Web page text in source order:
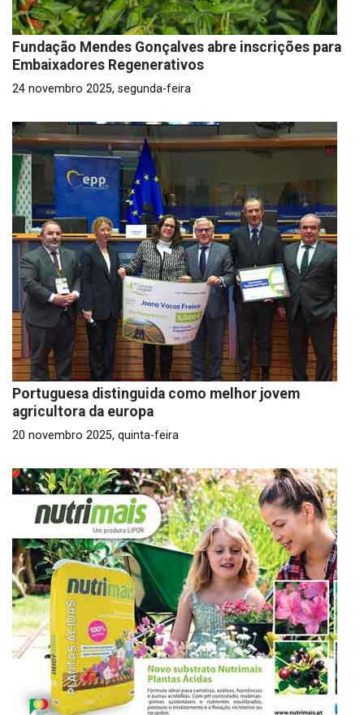
Fundação Mendes Gonçalves abre inscrições para
Embaixadores Regenerativos
24 novembro 2025, segunda-feira
Portuguesa distinguida como melhor jovem
agricultora da europa
20 novembro 2025, quinta-feira